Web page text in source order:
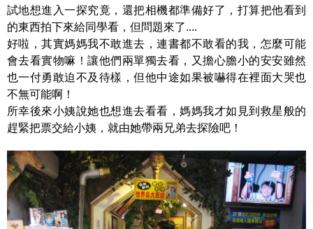
試地想進入一探究竟，還把相機都準備好了，打算把他看到
的東西拍下來給同學看，但問題來了....
好啦，其實媽媽我不敢進去，連書都不敢看的我，怎麼可能
會去看實物嘛！讓他們兩單獨去看，又擔心膽小的安安雖然
也一付勇敢迫不及待樣，但他中途如果被嚇得在裡面大哭也
不無可能啊！
所幸後來小姨說她也想進去看看，媽媽我才如見到救星般的
趕緊把票交給小姨，就由她帶兩兄弟去探險吧！